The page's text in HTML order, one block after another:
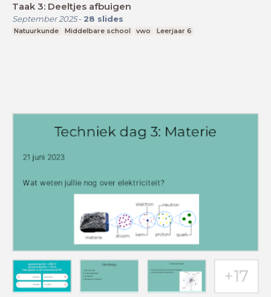
Taak 3: Deeltjes afbuigen
September 2025- 28 slides
Natuurkunde Middelbare school vwo Leerjaar 6